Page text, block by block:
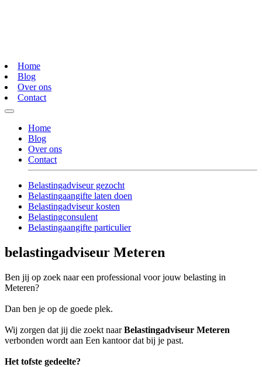
Home
Blog
Over ons
Contact
Home
Blog
Over ons
Contact
Belastingadviseur gezocht
Belastingaangifte laten doen
Belastingadviseur kosten
Belastingconsulent
Belastingaangifte particulier
belastingadviseur Meteren
Ben jij op zoek naar een professional voor jouw belasting in
Meteren?
Dan ben je op de goede plek.
Wij zorgen dat jij die zoekt naarBelastingadviseur Meteren
verbonden wordt aan Een kantoor dat bij je past.
Het tofste gedeelte?